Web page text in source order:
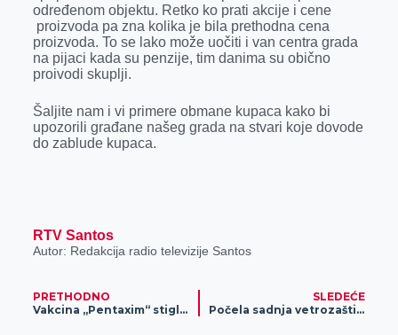
određenom objektu. Retko ko prati akcije i cene
proizvoda pa zna kolika je bila prethodna cena
proizvoda. To se lako može uočiti i van centra grada
na pijaci kada su penzije, tim danima su obično
proivodi skuplji.
Šaljite nam i vi primere obmane kupaca kako bi
upozorili građane našeg grada na stvari koje dovode
do zablude kupaca.
RTV Santos
Autor: Redakcija radio televizije Santos
PRETHODNO
Vakcina „Pentaxim“ stigla u Srbiju
SLEDEĆE
Počela sadnja vetrozaštitnog pojasa pored puta Zrenjanin – Beograd